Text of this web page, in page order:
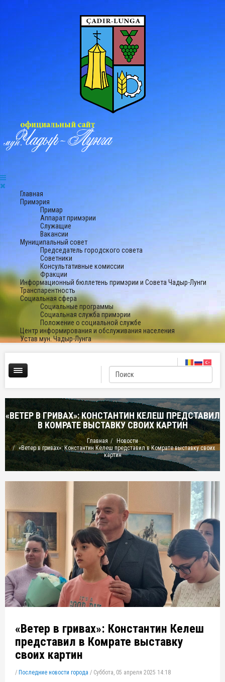
Главная
Примэрия
Примар
Аппарат примэрии
Служащие
Вакансии
Муниципальный совет
Председатель городского совета
Советники
Консультативные комиссии
Фракции
Информационный бюллетень примэрии и Совета Чадыр-Лунги
Транспарентность
Социальная сфера
Социальные программы
Социальная служба примэрии
Положение о социальной службе
Центр информирования и обслуживания населения
Устав мун. Чадыр-Лунга
«ВЕТЕР В ГРИВАХ»: КОНСТАНТИН КЕЛЕШ ПРЕДСТАВИЛ
В КОМРАТЕ ВЫСТАВКУ СВОИХ КАРТИН
Главная
Новости
«Ветер в гривах»: Константин Келеш представил в Комрате выставку своих
картин
«Ветер в гривах»: Константин Келеш
представил в Комрате выставку
своих картин
/ Последние новости города / Суббота, 05 апреля 2025 14:18